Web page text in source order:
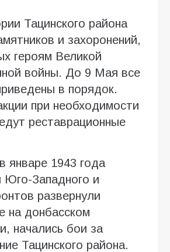
Тацинского района
и захоронений,
героям Великой
войны. До 9 Мая все
в порядок.
при необходимости
реставрационные
январе 1943 года
Юго-Западного и
развернули
на донбасском
начались бои за
Тацинского района.